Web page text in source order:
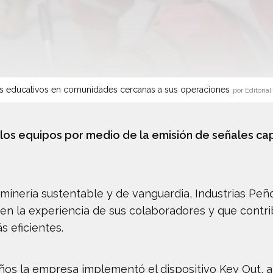
educativos en comunidades cercanas a sus operaciones por Editorial
equipos por medio de la emisión de señales
sustentable y de vanguardia, Industrias
la experiencia de sus colaboradores y que
eficientes.
la empresa implementó el dispositivo Key Out,